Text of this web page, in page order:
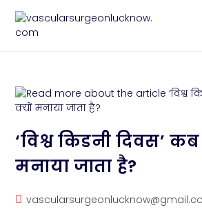
‘विश्व किडनी दिवस’
मनाया जाता है?